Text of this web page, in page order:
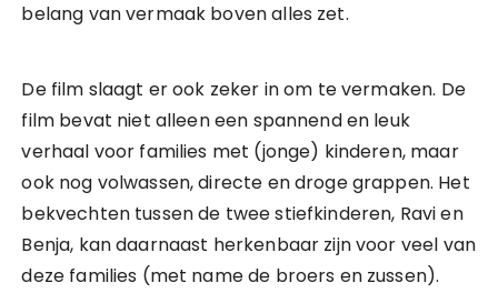
belang van vermaak boven alles zet.
De film slaagt er ook zeker in om te vermaken. De
film bevat niet alleen een spannend en leuk
verhaal voor families met (jonge) kinderen, maar
ook nog volwassen, directe en droge grappen. Het
bekvechten tussen de twee stiefkinderen, Ravi en
Benja, kan daarnaast herkenbaar zijn voor veel van
deze families (met name de broers en zussen).